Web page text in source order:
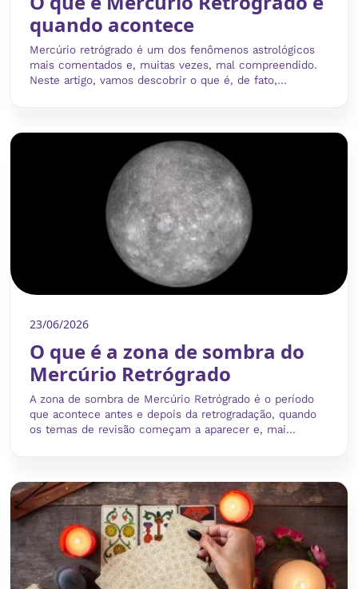
quando acontece
Mercúrio retrógrado é um dos fenômenos astrológicos
mais comentados e, muitas vezes, mal compreendido.
Neste artigo, vamos descobrir o que é, de fato,...
23/06/2026
O que é a zona de sombra do
Mercúrio Retrógrado
A zona de sombra de Mercúrio Retrógrado é o período
que acontece antes e depois da retrogradação, quando
os temas de revisão começam a aparecer e, mai...